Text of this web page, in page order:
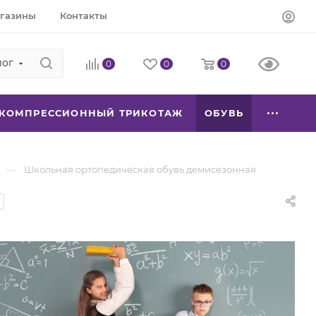
Контакты
0 0 0
КОМПРЕССИОННЫЙ ТРИКОТАЖ ОБУВЬ
— Школьная ортопедическая обувь демисезонная